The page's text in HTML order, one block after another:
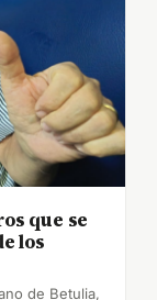
que se
los
de Betulia,